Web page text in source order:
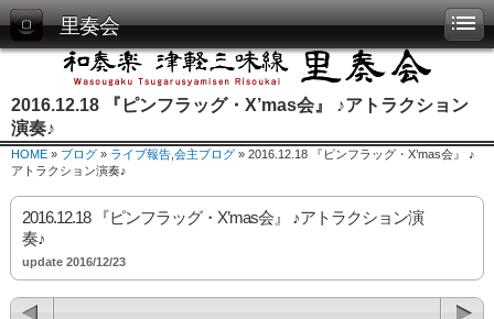
里奏会
2016.12.18 『ピンフラッグ・X’mas会』 ♪アトラクション
演奏♪
HOME » ブログ » ライブ報告 会主ブログ » 2016.12.18 『ピンフラッグ・X’mas会』 ♪
アトラクション演奏♪
2016.12.18 『ピンフラッグ・X’mas会』 ♪アトラクション演
奏♪
update 2016/12/23